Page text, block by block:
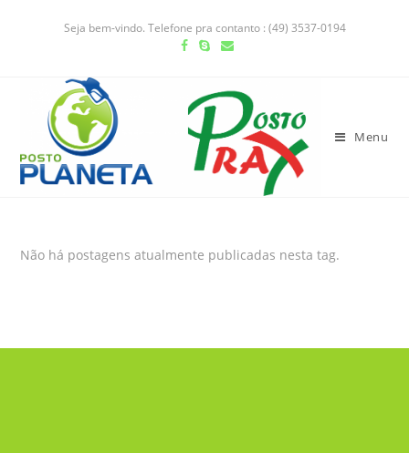
Seja bem-vindo. Telefone pra contanto : (49) 3537-0194
Menu
Não há postagens atualmente publicadas nesta tag.